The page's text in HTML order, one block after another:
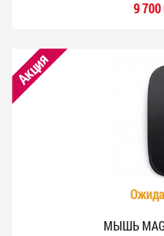
9 700
Акция
МЫШЬ